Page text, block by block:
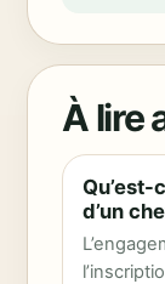
À lire
Qu’est-
d’un